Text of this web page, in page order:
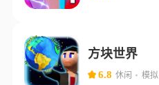
方块世界
6.8 休闲 模拟